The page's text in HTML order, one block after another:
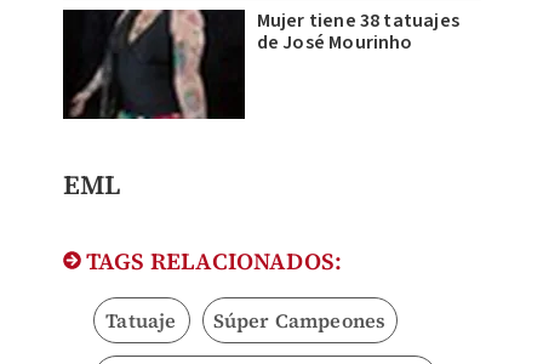
Mujer tiene 38 tatuajes
de José Mourinho
EML
TAGS RELACIONADOS:
Tatuaje Súper Campeones